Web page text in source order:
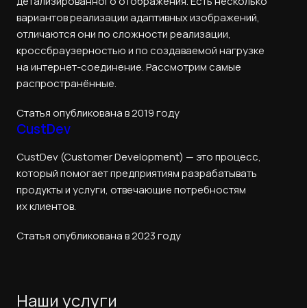
вариантов реализации адаптивных изображений,
отличаются они по сложности реализации,
кроссбраузерностью и по создаваемой нагрузке
на интернет-соединение. Рассмотрим самые
распространённые.
Статья опубликована в 2019 году
CustDev
CustDev (Customer Development) — это процесс,
который помогает предприятиям разрабатывать
продукты и услуги, отвечающие потребностям
их клиентов.
Статья опубликована в 2023 году
Наши услуги